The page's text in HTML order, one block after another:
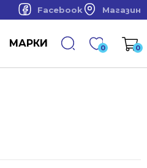
Facebook Магазин
МАРКИ 0 0